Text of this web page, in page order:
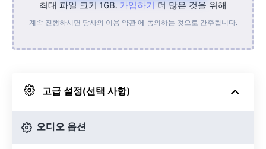
장치에서
Google 드라이브에서
최대 파일 크기 1GB. 가입하기 더 많은 것을 위해
계속 진행하시면 당사의 이용 약관에 동의하는 것으로 간주됩니다.
고급 설정(선택 사항)
오디오 옵션